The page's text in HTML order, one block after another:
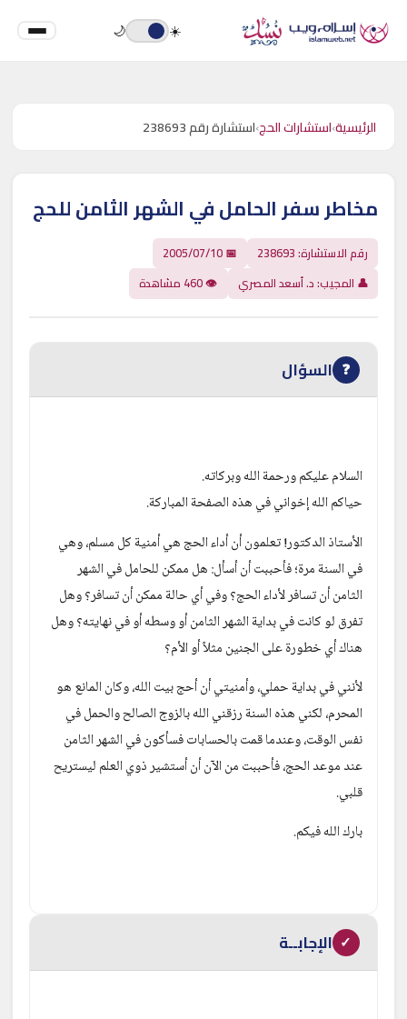
☀️
🌙
الرئيسية›استشارات الحج›استشارة رقم 238693
مخاطر سفر الحامل في الشهر الثامن للحج
رقم الاستشارة: 238693
📅 2005/07/10
👤 المجيب: د. أسعد المصري
👁 460 مشاهدة
❓ السؤال
السلام عليكم ورحمة الله وبركاته.
حياكم الله إخواني في هذه الصفحة المباركة.
في السنة مرة؛ فأحببت أن أسأل: هل ممكن للحامل في الشهر
هناك أي خطورة على الجنين مثلاً أو الأم؟
قلبي.
بارك الله فيكم.
✓ الإجابــة